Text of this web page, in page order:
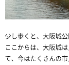
少し歩くと、大阪城公
ここからは、大阪城
て、今はたくさんの